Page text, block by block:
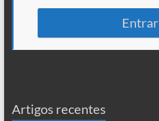
Entrar
Artigos recentes